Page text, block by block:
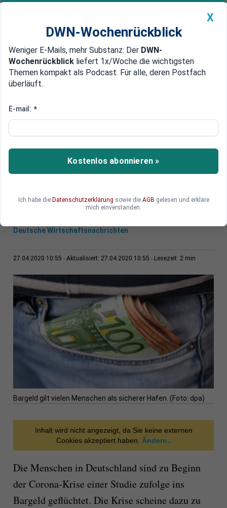
Newsticker MEIN DWN: Geldanlage Premium
Edelmetalle DWN-Magazin China
Deutsche flüchten wegen
Die Menschen stecken wegen der Corona-Krise
noch mehr Bargeld unter das Kopfkissen. Der
Umlauf von Scheinen und Münzen im Euroraum
Deutsche Wirtschaftsnachrichten
27.04.2020 10:55 Aktualisiert: 27.04.2020 10:55 Lesezeit: 2 min
Bargeld gilt vielen Menschen als sicherer Hafen. (Foto: dpa)
Inhalt wird nicht angezeigt, da Sie keine externen
Cookies akzeptiert haben.
Ändern..
Die Menschen in Deutschland sind zu Beginn
der Corona-Krise einer Studie zufolge ins
Bargeld geflüchtet. Die Krise scheine dazu zu
X
DWN-Wochenrückblick
Weniger E-Mails, mehr Substanz: Der DWN-
Wochenrückblick liefert 1x/Woche die wichtigsten
Themen kompakt als Podcast. Für alle, deren Postfach
überläuft.
E-mail: *
Kostenlos abonnieren »
Ich habe die Datenschutzerklärung sowie die AGB gelesen und erkläre
mich einverstanden.